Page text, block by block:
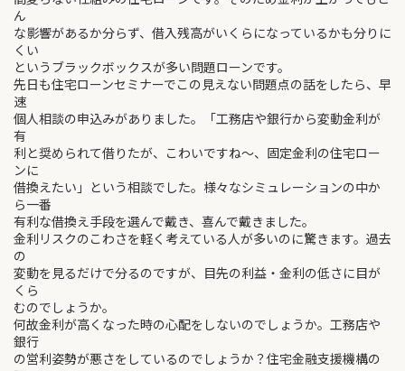
ん
な影響があるか分らず、借入残高がいくらになっているかも分りに
くい
というブラックボックスが多い問題ローンです。
先日も住宅ローンセミナーでこの見えない問題点の話をしたら、早
速
個人相談の申込みがありました。「工務店や銀行から変動金利が
有
利と奨められて借りたが、こわいですね～、固定金利の住宅ロー
ンに
借換えたい」という相談でした。様々なシミュレーションの中か
ら一番
有利な借換え手段を選んで戴き、喜んで戴きました。
金利リスクのこわさを軽く考えている人が多いのに驚きます。過去
の
変動を見るだけで分るのですが、目先の利益・金利の低さに目が
くら
むのでしょうか。
何故金利が高くなった時の心配をしないのでしょうか。工務店や
銀行
の営利姿勢が悪さをしているのでしょうか？住宅金融支援機構の